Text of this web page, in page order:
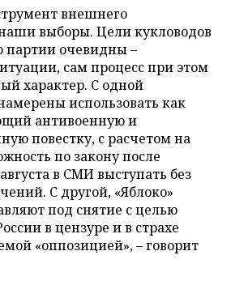
внешнего
выборы. Цели кукловодов
партии очевидны –
сам процесс при этом
характер. С одной
использовать как
антивоенную и
повестку, с расчетом на
по закону после
в СМИ выступать без
С другой, «Яблоко»
под снятие с целью
в цензуре и в страхе
«оппозицией», – говорит